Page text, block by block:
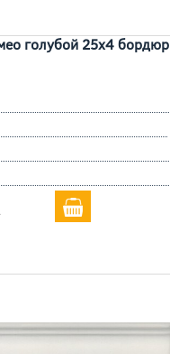
голубой 25x4 бордюр